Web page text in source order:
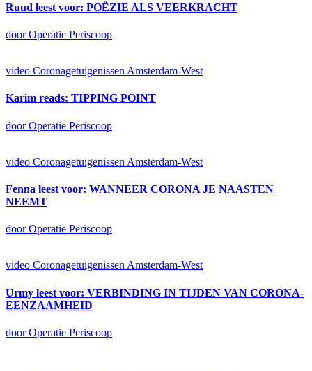
Ruud leest voor: POËZIE ALS VEERKRACHT
door Operatie Periscoop
video Coronagetuigenissen Amsterdam-West
Karim reads: TIPPING POINT
door Operatie Periscoop
video Coronagetuigenissen Amsterdam-West
Fenna leest voor: WANNEER CORONA JE NAASTEN
NEEMT
door Operatie Periscoop
video Coronagetuigenissen Amsterdam-West
Urmy leest voor: VERBINDING IN TIJDEN VAN CORONA-
EENZAAMHEID
door Operatie Periscoop